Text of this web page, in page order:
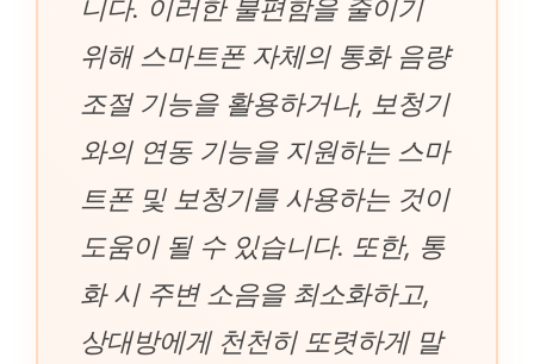
니다. 이러한 불편함을 줄이기
위해 스마트폰 자체의 통화 음량
조절 기능을 활용하거나, 보청기
와의 연동 기능을 지원하는 스마
트폰 및 보청기를 사용하는 것이
도움이 될 수 있습니다. 또한, 통
화 시 주변 소음을 최소화하고,
상대방에게 천천히 또렷하게 말